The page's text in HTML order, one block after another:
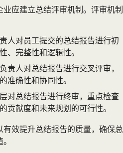
应建立总结评审机制。评审机制
人对员工提交的总结报告进行初
、完整性和逻辑性。
责人对总结报告进行交叉评审，
准确性和协同性。
对总结报告进行终审，重点检查
贡献度和未来规划的可行性。
效提升总结报告的质量，确保总